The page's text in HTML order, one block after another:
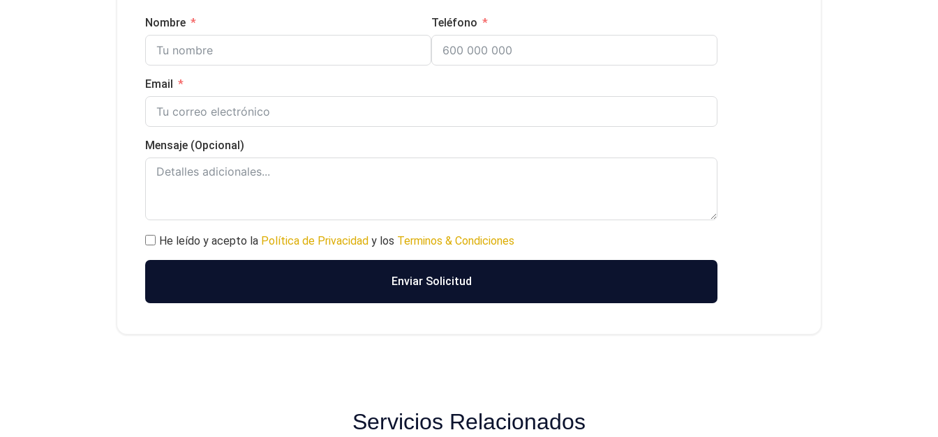
Nombre Teléfono
Email
Mensaje (Opcional)
He leído y acepto la Política de Privacidad y los Terminos & Condiciones
Enviar Solicitud
Servicios Relacionados